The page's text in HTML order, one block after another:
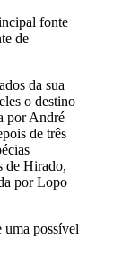
fonte
de
da sua
o destino
por André
de três
de Hirado,
por Lopo
uma possível